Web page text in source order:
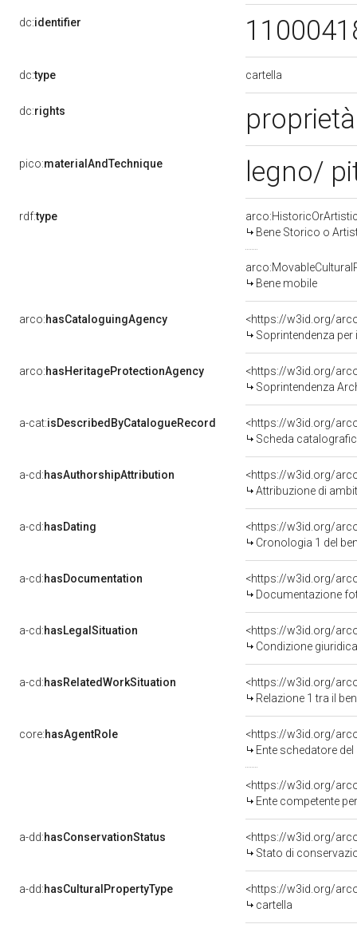
dc:identifier
dc:type cartella
dc:rights
pico:materialAndTechnique legno/
rdf:type
Bene Storico o
Bene mobile
arco:hasCataloguingAgency
<https://w3id.org/
Soprintendenza
arco:hasHeritageProtectionAgency
<https://w3id.org/
Soprintendenza
a-cat:isDescribedByCatalogueRecord
<https://w3id.org/
Scheda
a-cd:hasAuthorshipAttribution
<https://w3id.org/
Attribuzione di
a-cd:hasDating
<https://w3id.org/
Cronologia 1 del
a-cd:hasDocumentation
Documentazione
a-cd:hasLegalSituation
Condizione
a-cd:hasRelatedWorkSituation
<https://w3id.org/
Relazione 1 tra il
core:hasAgentRole
<https://w3id.org/
Ente schedatore del
<https://w3id.org/
Ente competente per tutela
a-dd:hasConservationStatus
<https://w3id.org/
Stato di
a-dd:hasCulturalPropertyType
<https://w3id.org/
cartella